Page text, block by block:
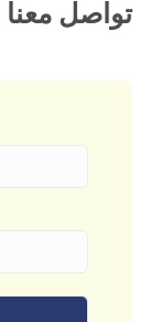
تواصل معنا